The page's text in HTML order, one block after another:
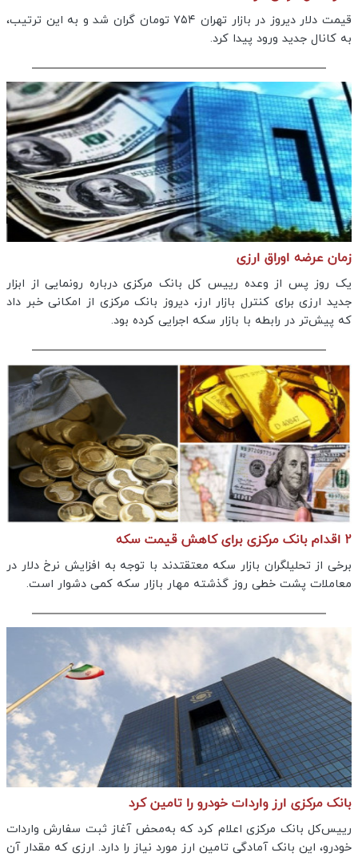
قیمت دلار دیروز در بازار تهران ۷۵۴ تومان گران شد و به این ترتیب،
به کانال جدید ورود پیدا کرد.
زمان عرضه اوراق ارزی
یک روز پس از وعده رییس کل بانک مرکزی درباره رونمایی از ابزار
جدید ارزی برای کنترل بازار ارز، دیروز بانک مرکزی از امکانی خبر داد
که پیش‌تر در رابطه با بازار سکه اجرایی کرده بود.
2 اقدام بانک مرکزی برای کاهش قیمت سکه
برخی از تحلیلگران بازار سکه معتقتدند با توجه به افزایش نرخ دلار در
معاملات پشت خطی روز گذشته مهار بازار سکه کمی دشوار است.
بانک مرکزی ارز واردات خودرو را تامین کرد
رییس‌کل بانک مرکزی اعلام کرد که به‌محض آغاز ثبت سفارش واردات
خودرو، این بانک آمادگی تامین ارز مورد نیاز را دارد. ارزی که مقدار آن